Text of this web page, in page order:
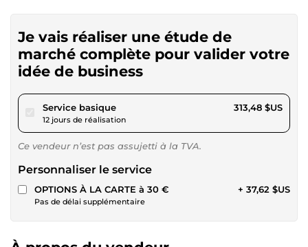
Je vais réaliser une étude de
marché complète pour valider votre
idée de business
Service basiquepour 288,93 $US
12 jours de réalisation
313,48 $US
Ce vendeur n’est pas assujetti à la TVA.
Personnaliser le service
OPTIONS À LA CARTE à 30 €
Pas de délai supplémentaire
+ 37,62 $US